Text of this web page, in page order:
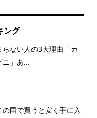
ング
ない人の3大理由「カ
ニ」あ...
国で買うと安く手に入